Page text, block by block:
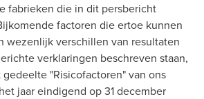
fabrieken die in dit persbericht
factoren die ertoe kunnen
wezenlijk verschillen van resultaten
verklaringen beschreven staan,
"Risicofactoren" van ons
jaar eindigend op31 december